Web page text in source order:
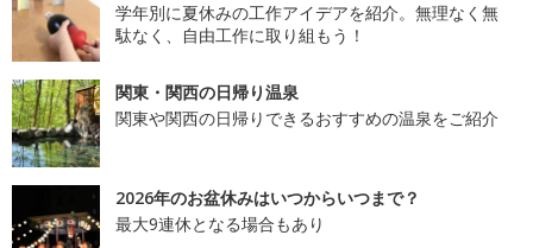
学年別に夏休みの工作アイデアを紹介。無理なく無
駄なく、自由工作に取り組もう！
関東・関西の日帰り温泉
関東や関西の日帰りできるおすすめの温泉をご紹介
2026年のお盆休みはいつからいつまで？
最大9連休となる場合もあり